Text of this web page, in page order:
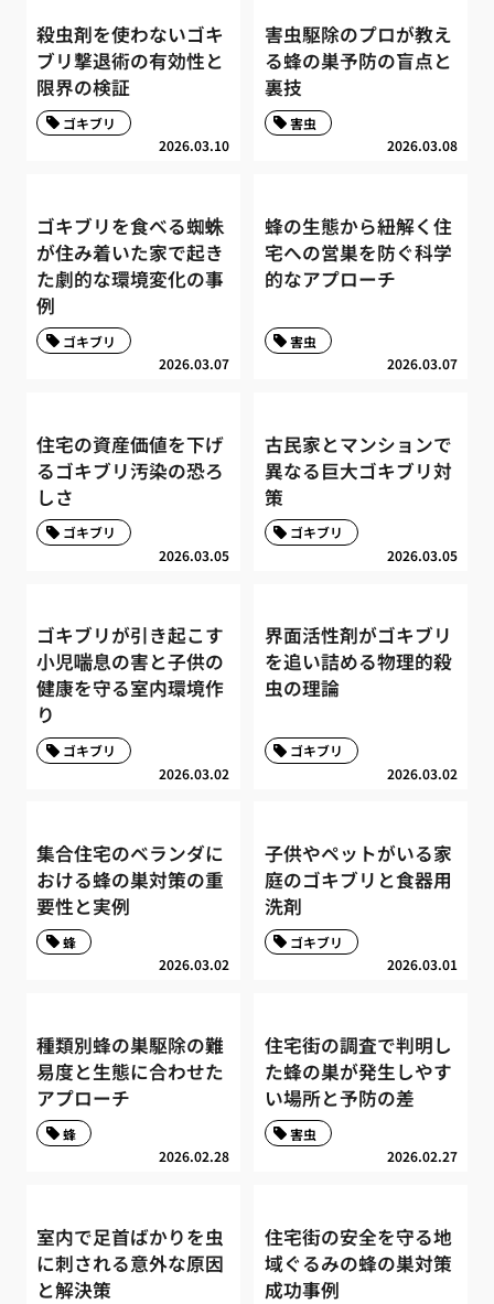
殺虫剤を使わないゴキ
ブリ撃退術の有効性と
限界の検証
2026.03.10
ゴキブリ
害虫駆除のプロが教え
る蜂の巣予防の盲点と
裏技
2026.03.08
害虫
ゴキブリを食べる蜘蛛
が住み着いた家で起き
た劇的な環境変化の事
例
2026.03.07
ゴキブリ
蜂の生態から紐解く住
宅への営巣を防ぐ科学
的なアプローチ
2026.03.07
害虫
住宅の資産価値を下げ
るゴキブリ汚染の恐ろ
しさ
2026.03.05
ゴキブリ
古民家とマンションで
異なる巨大ゴキブリ対
策
2026.03.05
ゴキブリ
ゴキブリが引き起こす
小児喘息の害と子供の
健康を守る室内環境作
り
2026.03.02
ゴキブリ
界面活性剤がゴキブリ
を追い詰める物理的殺
虫の理論
2026.03.02
ゴキブリ
集合住宅のベランダに
おける蜂の巣対策の重
要性と実例
2026.03.02
蜂
子供やペットがいる家
庭のゴキブリと食器用
洗剤
2026.03.01
ゴキブリ
種類別蜂の巣駆除の難
易度と生態に合わせた
アプローチ
2026.02.28
蜂
住宅街の調査で判明し
た蜂の巣が発生しやす
い場所と予防の差
2026.02.27
害虫
室内で足首ばかりを虫
に刺される意外な原因
と解決策
住宅街の安全を守る地
域ぐるみの蜂の巣対策
成功事例